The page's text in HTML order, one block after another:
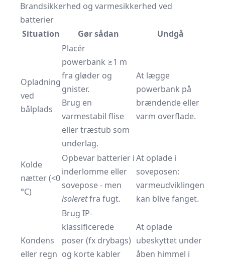
Brandsikkerhed og varmesikkerhed ved
batterier
Situation
Gør sådan Undgå
Opladning
ved
bålplads
Placér
powerbank ≥1 m
fra gløder og
gnister.
Brug en
varmestabil flise
eller træstub som
underlag.
At lægge
powerbank på
brændende eller
varm overflade.
Kolde
nætter (<0
°C)
Opbevar batterier i
inderlomme eller
sovepose - men
isoleretfra fugt.
At oplade i
soveposen:
varmeudviklingen
kan blive fanget.
Kondens
eller regn
Brug IP-
klassificerede
poser (fx drybags)
og korte kabler
At oplade
ubeskyttet under
åben himmel i